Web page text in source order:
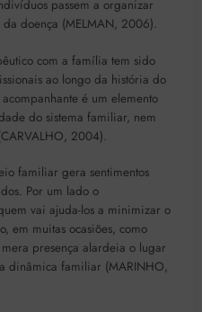
passem a organizar
da doença (MELMAN, 2006).
com a família tem sido
ao longo da história do
é um elemento
do sistema familiar, nem
2004).
familiar gera sentimentos
Por um lado o
vai ajuda-los a minimizar o
em muitas ocasiões, como
presença alardeia o lugar
dinâmica familiar (MARINHO,